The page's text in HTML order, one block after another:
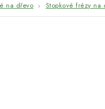
na dřevo Stopkové frézy na